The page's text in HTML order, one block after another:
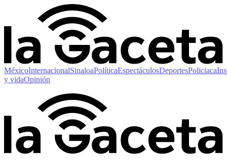
MéxicoInternacionalSinaloaPolíticaEspectáculosDeportesPoliciaca
y vidaOpinión